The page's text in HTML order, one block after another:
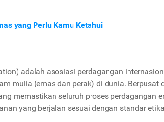
yang Perlu Kamu Ketahui
adalah asosiasi perdagangan
mulia (emas dan perak) di dunia. Berpusat
memastikan seluruh proses perdagangan
yang berjalan sesuai dengan standar